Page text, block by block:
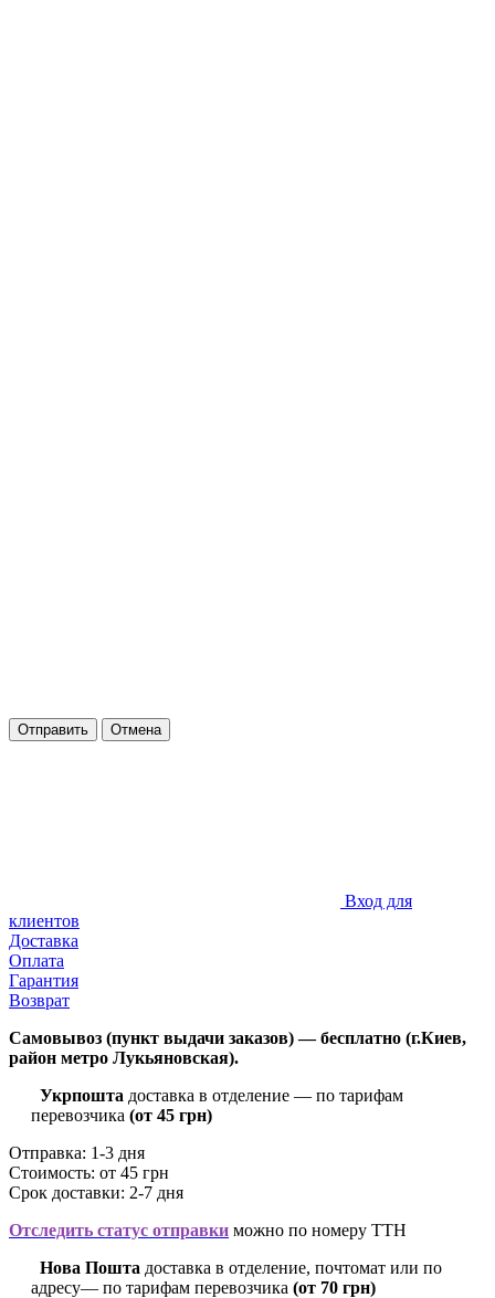
Отправить Отмена
Вход для
клиентов
Доставка
Оплата
Гарантия
Возврат
Самовывоз (пункт выдачи заказов) — бесплатно (г.Киев,
район метро Лукьяновская).
Укрпошта доставка в отделение — по тарифам
перевозчика (от 45 грн)
Отправка: 1-3 дня
Стоимость: от 45 грн
Срок доставки: 2-7 дня
Отследить статус отправки можно по номеру ТТН
Нова Пошта доставка в отделение, почтомат или по
адресу— по тарифам перевозчика (от 70 грн)